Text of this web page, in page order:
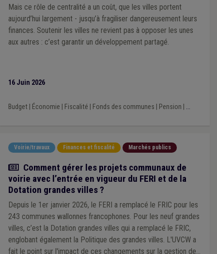
Mais ce rôle de centralité a un coût, que les villes portent
aujourd’hui largement - jusqu’à fragiliser dangereusement leurs
finances. Soutenir les villes ne revient pas à opposer les unes
aux autres : c’est garantir un développement partagé.
16 Juin 2026
Budget| Économie Fiscalité Fonds des communes Pension ...
Voirie/travaux Finances et fiscalité Marchés publics
Article
Comment gérer les projets communaux de
voirie avec l’entrée en vigueur du FERI et de la
Dotation grandes villes ?
Depuis le 1er janvier 2026, le FERI a remplacé le FRIC pour les
243 communes wallonnes francophones. Pour les neuf grandes
villes, c’est la Dotation grandes villes qui a remplacé le FRIC,
englobant également la Politique des grandes villes. L'UVCW a
fait le point sur l'impact de ces changements sur la gestion des